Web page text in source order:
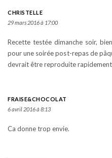
CHRISTELLE
29 mars 2016 à 17:00
Recette testée dimanche soir,
pour une soirée post-repas de
devrait être reproduite
FRAISE&CHOCOLAT
6 avril 2016 à 8:13
Ca donne trop envie.